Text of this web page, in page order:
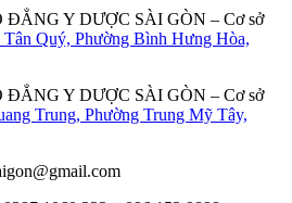
– Cơ sở
Quý, Phường Bình Hưng Hòa,
– Cơ sở
Trung, Phường Trung Mỹ Tây,